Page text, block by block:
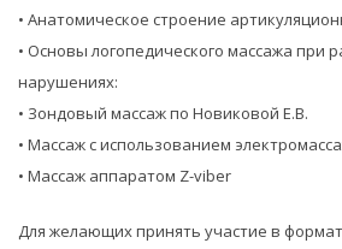
• Анатомическое строение
• Основы логопедического массажа при
нарушениях:
• Зондовый массаж по Новиковой Е.В.
• Массаж с использованием
• Массаж аппаратом Z-viber
Для желающих принять участие в